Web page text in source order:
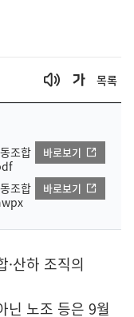
목록
조합
바로보기
조합
바로보기
산하 조직의
닌 노조 등은 9월